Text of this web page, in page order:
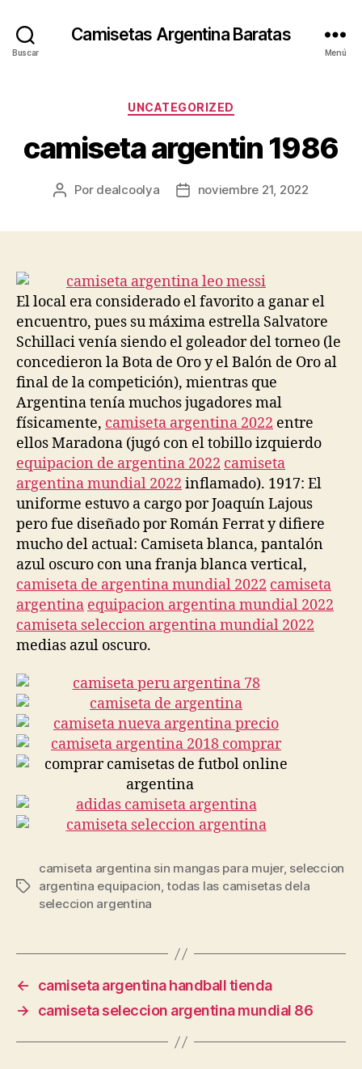
Buscar
Camisetas Argentina Baratas
Menú
Categorías
UNCATEGORIZED
camiseta argentin 1986
Autor
Por dealcoolya
Fechanoviembre 21, 2022
El local era considerado el favorito a ganar el
encuentro, pues su máxima estrella Salvatore
Schillaci venía siendo el goleador del torneo (le
concedieron la Bota de Oro y el Balón de Oro al
final de la competición), mientras que
Argentina tenía muchos jugadores mal
físicamente, camiseta argentina 2022 entre
ellos Maradona (jugó con el tobillo izquierdo
equipacion de argentina 2022 camiseta
argentina mundial 2022 inflamado). 1917: El
uniforme estuvo a cargo por Joaquín Lajous
pero fue diseñado por Román Ferrat y difiere
mucho del actual: Camiseta blanca, pantalón
azul oscuro con una franja blanca vertical,
camiseta de argentina mundial 2022 camiseta
argentina equipacion argentina mundial 2022
camiseta seleccion argentina mundial 2022
medias azul oscuro.
Etiquetas
camiseta argentina sin mangas para mujer, seleccion
argentina equipacion,todas las camisetas dela
seleccion argentina
←
camiseta argentina handball tienda
→
camiseta seleccion argentina mundial 86